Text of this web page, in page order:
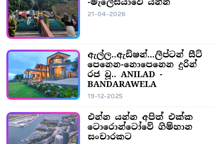
21-04-2026
ඇල්ල..ඇඩිෂන්...ලිප්ටන් සීට්
පෙනෙන-නොපෙනෙන දුරින්
රජ වූ.. ANILAD -
BANDARAWELA
19-12-2025
එන්න යන්න අපිත් එක්ක
ටොරොන්ටෝවේ ගිම්හාන
සංචාරකට